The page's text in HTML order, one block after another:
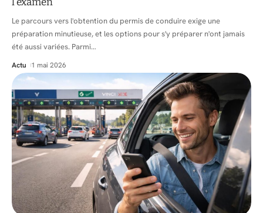
Le parcours vers l'obtention du permis de conduire exige une
préparation minutieuse, et les options pour s'y préparer n'ont jamais
été aussi variées. Parmi…
Actu 1 mai 2026